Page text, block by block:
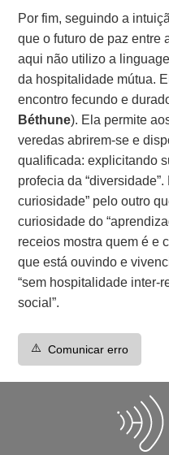
Por fim, seguindo a
que o futuro de paz entre
aqui não utilizo a
da hospitalidade mútua.
encontro fecundo e
Béthune). Ela permite
veredas abrirem-se e
qualificada: explicitando
profecia da
curiosidade” pelo outro
curiosidade do
receios mostra quem é e
que está ouvindo e
“sem hospitalidade inter-
social”.
⚠️ Comunicar erro